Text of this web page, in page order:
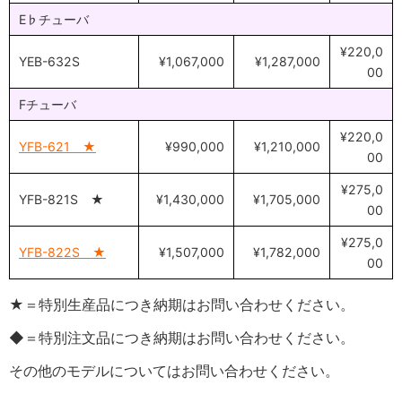
E♭チューバ
YEB-632S ¥1,067,000 ¥1,287,000
¥220,0
00
Fチューバ
YFB-621 ★ ¥990,000 ¥1,210,000
¥220,0
00
YFB-821S ★ ¥1,430,000 ¥1,705,000
¥275,0
00
YFB-822S ★ ¥1,507,000 ¥1,782,000
¥275,0
00
★＝特別生産品につき納期はお問い合わせください。
◆＝特別注文品につき納期はお問い合わせください。
その他のモデルについてはお問い合わせください。